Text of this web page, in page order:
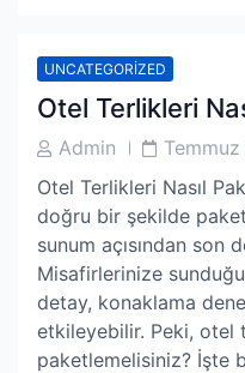
UNCATEGORIZED
Otel Terlikleri
PostAdmin
Post
Otel Terlikleri Nasıl
doğru bir şekilde
sunum açısından son
Misafirlerinize
detay, konaklama
etkileyebilir. Peki, otel
paketlemelisiniz? İşte